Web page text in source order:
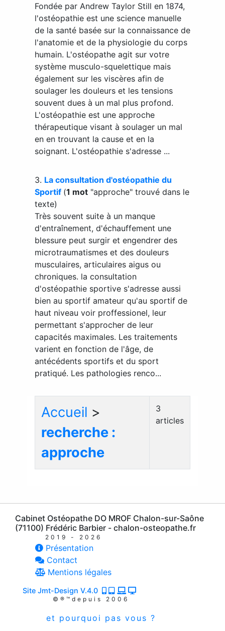
Fondée par Andrew Taylor Still en 1874,
l'ostéopathie est une science manuelle
de la santé basée sur la connaissance de
l'anatomie et de la physiologie du corps
humain. L'ostéopathe agit sur votre
système musculo-squelettique mais
également sur les viscères afin de
soulager les douleurs et les tensions
souvent dues à un mal plus profond.
L'ostéopathie est une approche
thérapeutique visant à soulager un mal
en en trouvant la cause et en la
soignant. L'ostéopathie s'adresse ...
3. La consultation d'ostéopathie du
Sportif (1 mot "approche" trouvé dans le
texte)
Très souvent suite à un manque
d'entraînement, d'échauffement une
blessure peut surgir et engendrer des
microtraumatismes et des douleurs
musculaires, articulaires aigus ou
chroniques. la consultation
d'ostéopathie sportive s'adresse aussi
bien au sportif amateur qu'au sportif de
haut niveau voir proffessionel, leur
permettant s'approcher de leur
capacités maximales. Les traitements
varient en fonction de l'âge, de
antécédents sportifs et du sport
pratiqué. Les pathologies renco...
Accueil >
recherche :
approche
3
articles
Cabinet Ostéopathe DO MROF Chalon-sur-Saône
(71100) Frédéric Barbier - chalon-osteopathe.fr
2019 - 2026
Présentation
Contact
Mentions légales
Site Jmt-Design V.4.0
©®™depuis 2006
et pourquoi pas vous ?